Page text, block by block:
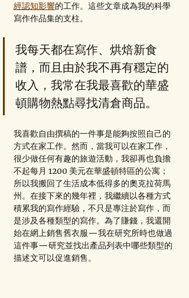
經認知影響的工作。這些文章成為我的科學
寫作作品集的支柱。
我每天都在寫作、烘焙新食
譜，而且由於我不再有穩定的
收入，我常在我最喜歡的華盛
頓購物熱點尋找清倉商品。
我喜歡自由撰稿的一件事是能夠按照自己的
方式在家工作。然而，當我可以在家工作，
很少做任何有趣的旅遊活動，我卻再也負擔
不起每月 1200 美元在華盛頓特區的公寓；
所以我搬回了生活成本低得多的奧克拉荷馬
州。在接下來的幾年裡，我繼續以各種方式
積累我的寫作經驗，不只是專注於寫作，而
是涉及各種類型的寫作。為了賺錢，我還開
始在網上銷售舊衣服—我在研究所時也做過
這件事—研究並找出產品列表中哪些類型的
描述文可以促進銷售。